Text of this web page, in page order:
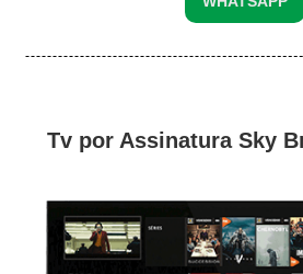
Tv por Assinatura Sky